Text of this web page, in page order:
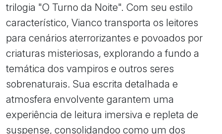
trilogia "O Turno da Noite". Com seu estilo
característico, Vianco transporta os leitores
para cenários aterrorizantes e povoados por
criaturas misteriosas, explorando a fundo a
temática dos vampiros e outros seres
sobrenaturais. Sua escrita detalhada e
atmosfera envolvente garantem uma
experiência de leitura imersiva e repleta de
suspense, consolidandoo como um dos